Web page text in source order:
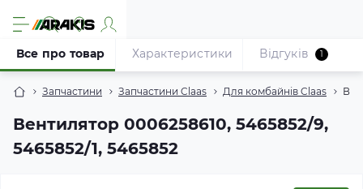
Запчастини Запчастини Claas Для комбайнів Claas
Вентилятор 0006258610, 5465852/9,
5465852/1, 5465852
Все про товар Характеристики Відгуків 1